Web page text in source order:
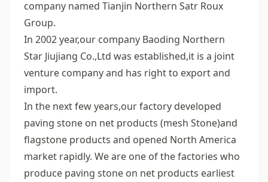
company named Tianjin Northern Satr Roux
Group.
In 2002 year,our company Baoding Northern
Star Jiujiang Co.,Ltd was established,it is a joint
venture company and has right to export and
import.
In the next few years,our factory developed
paving stone on net products (mesh Stone)and
flagstone products and opened North America
market rapidly. We are one of the factories who
produce paving stone on net products earliest